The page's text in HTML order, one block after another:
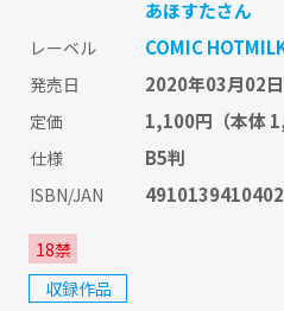
あほすたさん
レーベル COMIC
発売日 2020年03月02日
定価 1,100円 （本体
仕様 B5判
ISBN/JAN 4910139410402
18禁
収録作品